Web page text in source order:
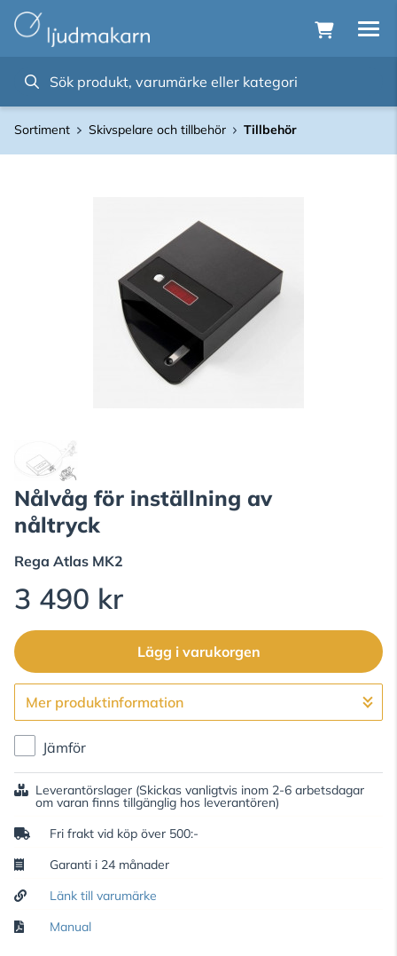
Sortiment Skivspelare och tillbehör Tillbehör
Nålvåg för inställning av
nåltryck
Rega Atlas MK2
3 490 kr
Lägg i varukorgen
Gå till kassan
Mer produktinformation
Jämför
Leverantörslager (Skickas vanligtvis inom 2-6 arbetsdagar
om varan finns tillgänglig hos leverantören)
Fri frakt vid köp över 500:-
Garanti i 24 månader
Länk till varumärke
Manual